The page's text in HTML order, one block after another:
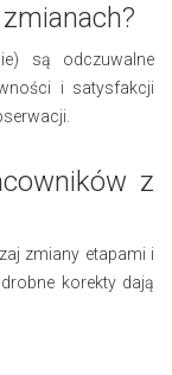
są odczuwalne
i satysfakcji
z
zmiany etapami i
korekty dają